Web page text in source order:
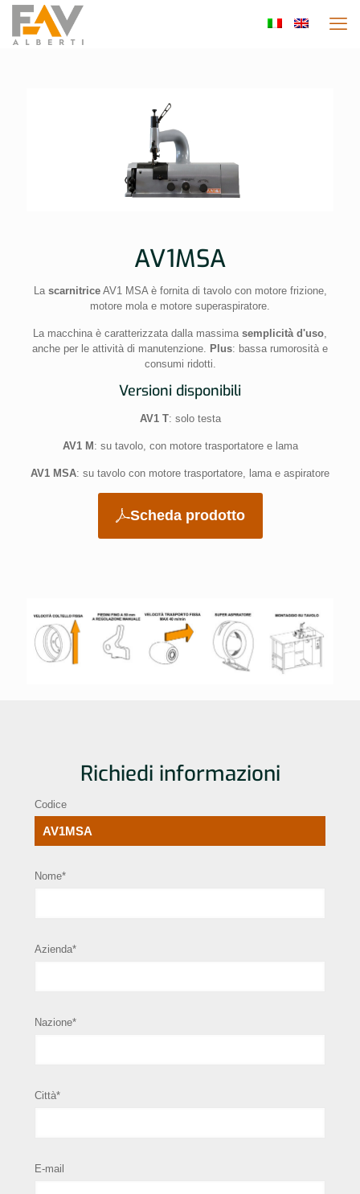
AV1MSA
La scarnitriceAV1 MSA è fornita di tavolo con motore frizione,
motore mola e motore superaspiratore.
La macchina è caratterizzata dalla massima semplicità d'uso
anche per le attività di manutenzione.
Plus: bassa rumorosità e
consumi ridotti.
Versioni disponibili
AV1 T: solo testa
AV1 M : su tavolo, con motore trasportatore e lama
AV1 MSA: su tavolo con motore trasportatore, lama e aspiratore
Scheda prodotto
Richiedi informazioni
Codice
Nome*
Azienda*
Nazione*
Città*
E-mail